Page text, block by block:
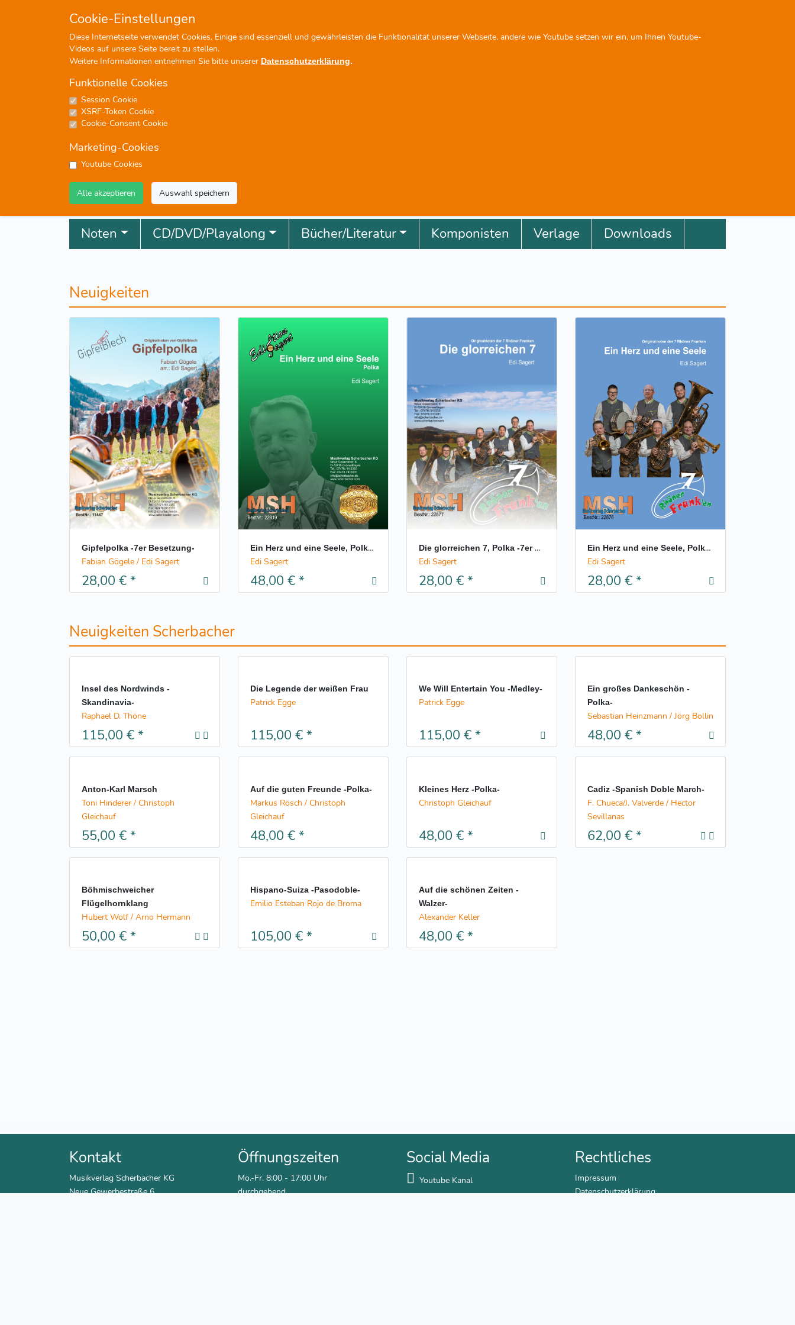
Cookie-Einstellungen
Diese Internetseite verwendet Cookies. Einige sind essenziell und gewährleisten die Funktionalität unserer Webseite, andere wie Youtube setzen wir ein, um Ihnen Youtube-
Videos auf unsere Seite bereit zu stellen.
Weitere Informationen entnehmen Sie bitte unserer Datenschutzerklärung.
Funktionelle Cookies
Session Cookie
XSRF-Token Cookie
Cookie-Consent Cookie
Marketing-Cookies
Youtube Cookies
Alle akzeptieren Auswahl speichern
+49 (0)7476-913330
Profisuche
Noten CD/DVD/Playalong Bücher/Literatur Komponisten Verlage Downloads
Neuigkeiten
Gipfelpolka -7er Besetzung-
Fabian Gögele / Edi Sagert
28,00 €*
Ein Herz und eine Seele, Polka -Blasorchester-
Edi Sagert
48,00 €*
Die glorreichen 7, Polka -7er Besetzung-
Edi Sagert
28,00 €*
Ein Herz und eine Seele, Polka -7er Besetzung-
Edi Sagert
28,00 €*
Neuigkeiten Scherbacher
Insel des Nordwinds -
Skandinavia-
Raphael D. Thöne
115,00 €*
Die Legende der weißen Frau
Patrick Egge
115,00 €*
We Will Entertain You -Medley-
Patrick Egge
115,00 €*
Ein großes Dankeschön -
Polka-
Sebastian Heinzmann / Jörg Bollin
48,00 €*
Anton-Karl Marsch
Toni Hinderer / Christoph
Gleichauf
55,00 €*
Auf die guten Freunde -Polka-
Markus Rösch / Christoph
Gleichauf
48,00 €*
Kleines Herz -Polka-
Christoph Gleichauf
48,00 €*
Cadiz -Spanish Doble March-
F. Chueca/J. Valverde / Hector
Sevillanas
62,00 €*
Böhmischweicher
Flügelhornklang
Hubert Wolf / Arno Hermann
50,00 €*
Hispano-Suiza -Pasodoble-
Emilio Esteban Rojo de Broma
105,00 €*
Auf die schönen Zeiten -
Walzer-
Alexander Keller
48,00 €*
Kontakt
Musikverlag Scherbacher KG
Neue Gewerbestraße 6
Öffnungszeiten
Mo.-Fr. 8:00 - 17:00 Uhr
durchgehend
Social Media
Youtube Kanal
Rechtliches
Impressum
Datenschutzerklärung